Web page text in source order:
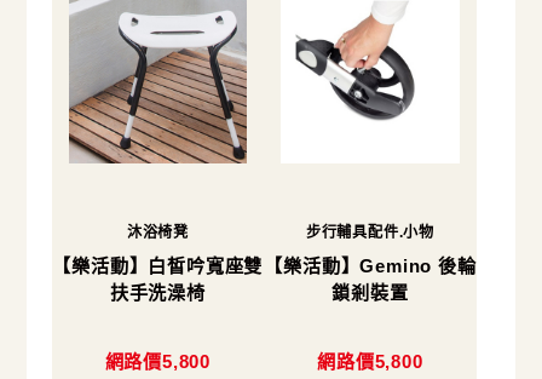
沐浴椅凳
【樂活動】白皙吟寬座雙
扶手洗澡椅
網路價5,800
步行輔具配件.小物
【樂活動】Gemino 後輪
鎖剎裝置
網路價5,800